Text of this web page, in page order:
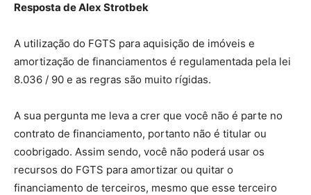
Resposta de Alex Strotbek
A utilização do FGTS para aquisição de imóveis e
amortização de financiamentos é regulamentada pela lei
8.036 / 90 e as regras são muito rígidas.
A sua pergunta me leva a crer que você não é parte no
contrato de financiamento, portanto não é titular ou
coobrigado. Assim sendo, você não poderá usar os
recursos do FGTS para amortizar ou quitar o
financiamento de terceiros, mesmo que esse terceiro